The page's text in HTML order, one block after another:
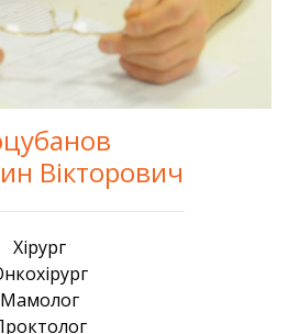
Вікторович